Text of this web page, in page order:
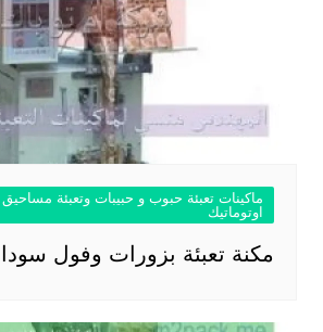
ماكينات تعبئة حبوب و حبيبات وتعبئة
اوتوماتيك
مكنة تعبئة بزورات وفول